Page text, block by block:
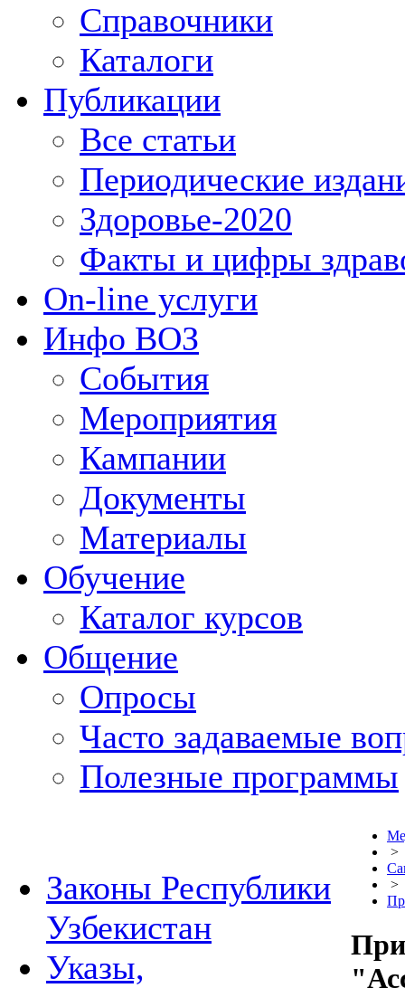
Справочники
Каталоги
Публикации
Все статьи
Периодические
Здоровье-2020
Факты и цифры
On-line услуги
Инфо ВОЗ
События
Мероприятия
Кампании
Документы
Материалы
Обучение
Каталог курсов
Общение
Опросы
Часто задаваемые
Полезные программы
Законы Республики
Узбекистан
Указы,
>
>